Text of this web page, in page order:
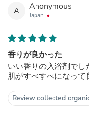
A Anonymous
Japan
香りが良かった
いい香りの入浴剤でし
肌がすべすべになっ
Review collected